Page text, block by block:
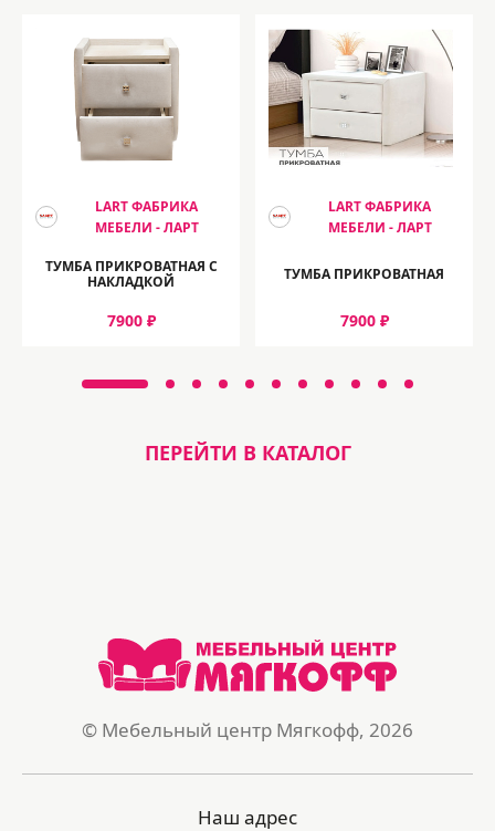
LART ФАБРИКА
МЕБЕЛИ - ЛАРТ
ТУМБА ПРИКРОВАТНАЯ С
НАКЛАДКОЙ
7900 ₽
LART ФАБРИКА
МЕБЕЛИ - ЛАРТ
ТУМБА ПРИКРОВАТНАЯ
7900 ₽
ПЕРЕЙТИ В КАТАЛОГ
© Мебельный центр Мягкофф, 2026
Наш адрес